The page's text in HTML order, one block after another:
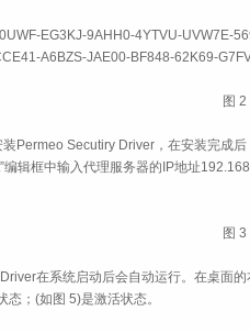
EG3KJ-9AHH0-4YTVU-UVW7E-
A6BZS-JAE00-BF848-62K69-
图 2
Permeo Secutiry Driver，在安装完成
编辑框中输入代理服务器的IP地址
图 3
在系统启动后会自动运行。在桌面
态；(如图 5)是激活状态。